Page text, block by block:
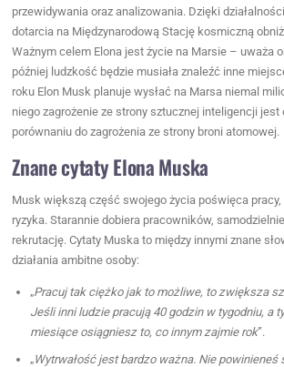
przewidywania oraz analizowania. Dzięki
dotarcia na Międzynarodową Stację kosmiczną
Ważnym celem Elona jest życie na Marsie – uważa
później ludzkość będzie musiała znaleźć inne
roku Elon Musk planuje wysłać na Marsa niemal
niego zagrożenie ze strony sztucznej inteligencji
porównaniu do zagrożenia ze strony broni atomowej.
Znane cytaty Elona Muska
Musk większą część swojego życia poświęca pracy,
ryzyka. Starannie dobiera pracowników,
rekrutację. Cytaty Muska to między innymi znane
działania ambitne osoby:
„Pracuj tak ciężko jak to możliwe, to zwiększa
Jeśli inni ludzie pracują 40 godzin w tygodniu, a
miesiące osiągniesz to, co innym zajmie rok”.
„Wytrwałość jest bardzo ważna. Nie powinieneś